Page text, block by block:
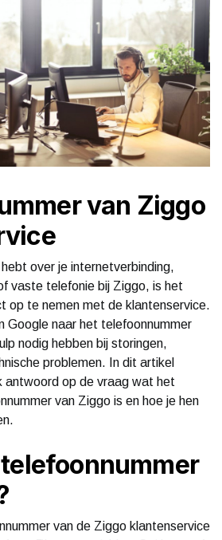
van Ziggo
over je internetverbinding,
vaste telefonie bij Ziggo, is het
op te nemen met de klantenservice.
Google naar het telefoonnummer
nodig hebben bij storingen,
problemen. In dit artikel
antwoord op de vraag wat het
van Ziggo is en hoe je hen
van de Ziggo klantenservice